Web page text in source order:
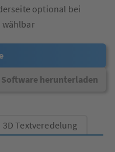
optional bei
wählbar
Software herunterladen
3D Textveredelung